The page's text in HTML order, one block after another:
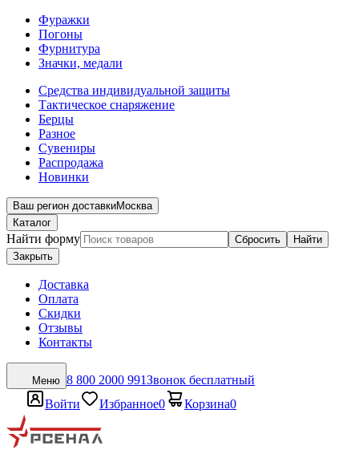
Фуражки
Погоны
Фурнитура
Значки, медали
Средства индивидуальной защиты
Тактическое снаряжение
Берцы
Разное
Сувениры
Распродажа
Новинки
Ваш регион доставкиМосква
Каталог
Найти форму Сбросить
Найти
Закрыть
Доставка
Оплата
Скидки
Отзывы
Контакты
Меню 8 800 2000 991Звонок бесплатный
Войти
Избранное0 Корзина0